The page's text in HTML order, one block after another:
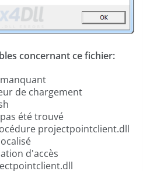
concernant ce fichier:
de chargement
été trouvé
projectpointclient.dll
d'accès